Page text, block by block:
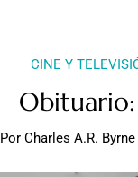
CINE Y
Por Charles A.R. Byrne